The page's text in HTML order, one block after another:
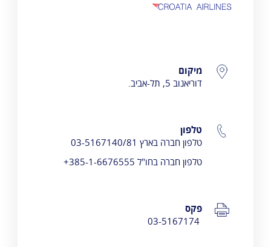
פרטי התקשרות
מיקום
דוריאנוב 5, תל-אביב.
טלפון
טלפון חברה בארץ 03-5167140/81
טלפון חברה בחו"ל 385-1-6676555+
פקס